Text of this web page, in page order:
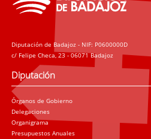
Diputación de Badajoz - NIF: P0600000D
c/ Felipe Checa, 23 - 06071 Badajoz
Diputación
Órganos de Gobierno
Delegaciones
Organigrama
Presupuestos Anuales